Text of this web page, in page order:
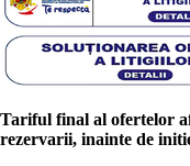
Tariful final al ofertelor
rezervarii, inainte de